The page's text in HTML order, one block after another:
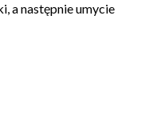
a następnie umycie